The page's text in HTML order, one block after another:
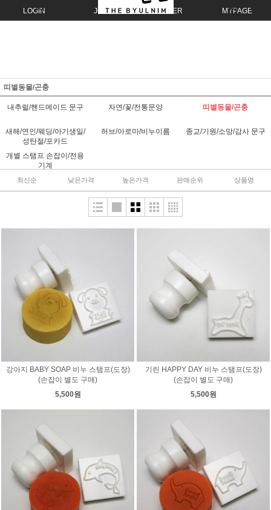
LOGIN JOIN ORDER MYPAGE
띠별동물/곤충
내추럴/핸드메이드 문구 자연/꽃/전통문양 띠별동물/곤충
새해/연인/웨딩/아기생일/
성탄절/포카드
허브/아로마/비누이름 종교/기원/소망/감사 문구
개별 스탬프 손잡이/전용
기계
최신순 낮은가격 높은가격 판매순위 상품명
강아지 BABY SOAP 비누 스탬프(도장)
(손잡이 별도 구매)
5,500원
기린 HAPPY DAY 비누 스탬프(도장)
(손잡이 별도 구매)
5,500원